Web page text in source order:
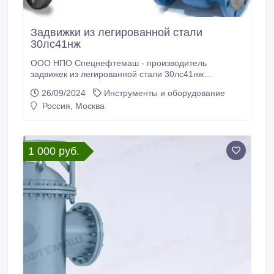
Задвижки из легированной стали
30лс41нж
ООО НПО Спецнефтемаш - производитель
задвижек из легированной стали 30лс41нж
предлагаем конкурентные цены на рынках РФ и
СНГ. Задвижка из легированной стали 30лс41нж
26/09/2024
Инструменты и оборудование
Россия, Москва
1 000 руб.